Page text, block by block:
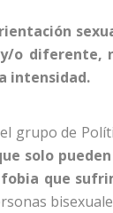
o diferente,
intensidad.
grupo de
solo
que